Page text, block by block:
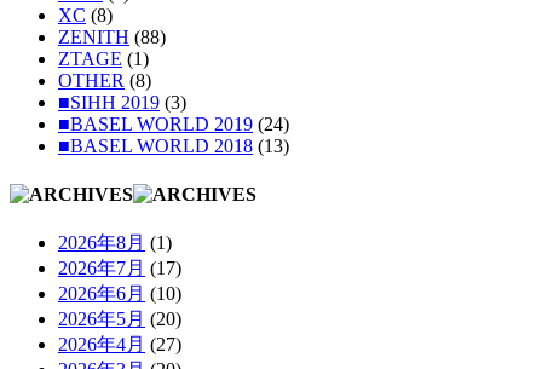
XC (8)
ZENITH (88)
ZTAGE (1)
OTHER (8)
■SIHH 2019 (3)
■BASEL WORLD 2019 (24)
■BASEL WORLD 2018 (13)
2026年8月 (1)
2026年7月 (17)
2026年6月 (10)
2026年5月 (20)
2026年4月 (27)